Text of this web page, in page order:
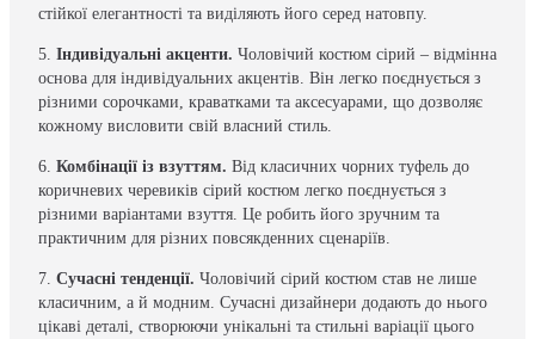
стійкої елегантності та виділяють його серед натовпу.
5. Індивідуальні акценти. Чоловічий костюм сірий – відмінна
основа для індивідуальних акцентів. Він легко поєднується з
різними сорочками, краватками та аксесуарами, що дозволяє
кожному висловити свій власний стиль.
6. Комбінації із взуттям. Від класичних чорних туфель до
коричневих черевиків сірий костюм легко поєднується з
різними варіантами взуття. Це робить його зручним та
практичним для різних повсякденних сценаріїв.
7. Сучасні тенденції. Чоловічий сірий костюм став не лише
класичним, а й модним. Сучасні дизайнери додають до нього
цікаві деталі, створюючи унікальні та стильні варіації цього